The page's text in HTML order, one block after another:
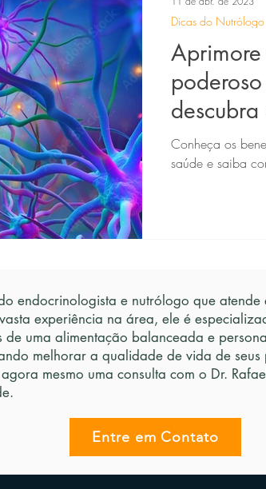
Masculina Emagrecimento Saudável
Performance Esportiva
Conheça os
saúde e saiba
Dicas do Nutrólogo
endocrinologista e nutrólogo que
experiência na área, ele é
de uma alimentação balanceada e
melhorar a qualidade de vida de
mesmo uma consulta com o Dr.
Entre em Contato